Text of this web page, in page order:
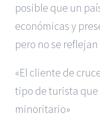
posible que un
económicas y
pero no se
«El cliente de
tipo de turista
minoritario»